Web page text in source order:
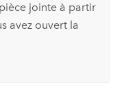
jointe à partir
avez ouvert la